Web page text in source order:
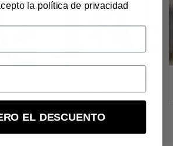
246,00€
la política de privacidad
EL DESCUENTO